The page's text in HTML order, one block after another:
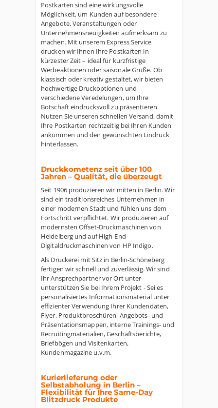
Postkarten sind eine wirkungsvolle
Möglichkeit, um Kunden auf besondere
Angebote, Veranstaltungen oder
Unternehmensneuigkeiten aufmerksam zu
machen. Mit unserem Express Service
drucken wir Ihnen Ihre Postkarten in
kürzester Zeit – ideal für kurzfristige
Werbeaktionen oder saisonale Grüße. Ob
klassisch oder kreativ gestaltet, wir bieten
hochwertige Druckoptionen und
verschiedene Veredelungen, um Ihre
Botschaft eindrucksvoll zu präsentieren.
Nutzen Sie unseren schnellen Versand, damit
Ihre Postkarten rechtzeitig bei Ihren Kunden
ankommen und den gewünschten Eindruck
hinterlassen.
Druckkometenz seit über 100
Jahren – Qualität, die überzeugt
Seit 1906 produzieren wir mitten in Berlin. Wir
sind ein traditionsreiches Unternehmen in
einer modernen Stadt und fühlen uns dem
Fortschritt verpflichtet. Wir produzieren auf
modernsten Offset-Druckmaschinen von
Heidelberg und auf High-End-
Digitaldruckmaschinen von HP Indigo.
Als Druckerei mit Sitz in Berlin-Schöneberg
fertigen wir schnell und zuverlässig. Wir sind
Ihr Ansprechpartner vor Ort unter
unterstützen Sie bei Ihrem Projekt - Sei es
personalisiertes Informationsmaterial unter
effizienter Verwendung Ihrer Kundendaten,
Flyer, Produktbroschüren, Angebots- und
Präsentationsmappen, interne Trainings- und
Recruitingmaterialien, Geschäftsberichte,
Briefbögen und Visitenkarten,
Kundenmagazine u.v.m.
Kurierlieferung oder
Selbstabholung in Berlin –
Flexibilität für Ihre Same-Day
Blitzdruck Produkte